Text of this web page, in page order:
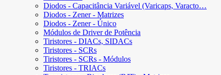
Diodos - Capacitância Variável (Varicaps, Varacto…
Diodos - Zener - Matrizes
Diodos - Zener - Único
Módulos de Driver de Potência
Tiristores - DIACs, SIDACs
Tiristores - SCRs
Tiristores - SCRs - Módulos
Tiristores - TRIACs